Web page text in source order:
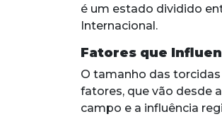
é um estado dividido
Internacional.
Fatores que
O tamanho das
fatores, que vão desde
campo e a influência